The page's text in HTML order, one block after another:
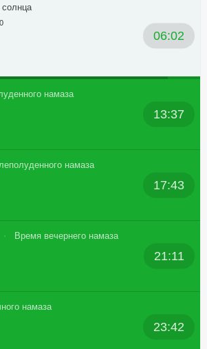
06:02
намаза
13:37
намаза
17:43
Время вечернего намаза
21:11
намаза
23:42